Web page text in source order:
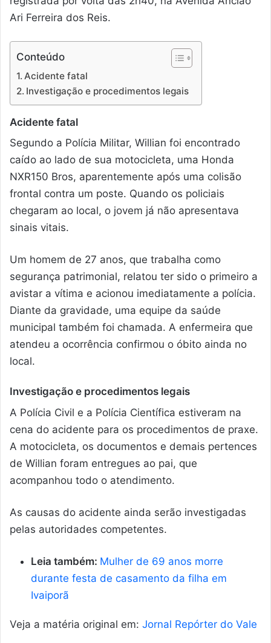
Ari Ferreira dos Reis.
Conteúdo
Acidente fatal
Investigação e procedimentos legais
Acidente fatal
Segundo a Polícia Militar, Willian foi encontrado
caído ao lado de sua motocicleta, uma Honda
NXR150 Bros, aparentemente após uma colisão
frontal contra um poste. Quando os policiais
chegaram ao local, o jovem já não apresentava
sinais vitais.
Um homem de 27 anos, que trabalha como
segurança patrimonial, relatou ter sido o primeiro a
avistar a vítima e acionou imediatamente a polícia.
Diante da gravidade, uma equipe da saúde
municipal também foi chamada. A enfermeira que
atendeu a ocorrência confirmou o óbito ainda no
local.
Investigação e procedimentos legais
A Polícia Civil e a Polícia Científica estiveram na
cena do acidente para os procedimentos de praxe.
A motocicleta, os documentos e demais pertences
de Willian foram entregues ao pai, que
acompanhou todo o atendimento.
As causas do acidente ainda serão investigadas
pelas autoridades competentes.
Leia também: Mulher de 69 anos morre
durante festa de casamento da filha em
Ivaiporã
Veja a matéria original em: Jornal Repórter do Vale